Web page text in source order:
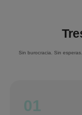
Sin burocracia. Sin
01